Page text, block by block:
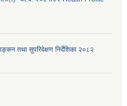
तथा सुपरिवेक्षण निर्देशिका २०८२